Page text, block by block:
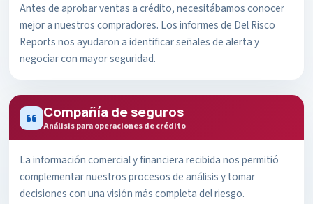
Antes de aprobar ventas a crédito, necesitábamos conocer
mejor a nuestros compradores. Los informes de Del Risco
Reports nos ayudaron a identificar señales de alerta y
negociar con mayor seguridad.
Compañía de seguros
Análisis para operaciones de crédito
La información comercial y financiera recibida nos permitió
complementar nuestros procesos de análisis y tomar
decisiones con una visión más completa del riesgo.